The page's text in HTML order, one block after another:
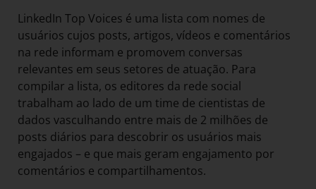
LinkedIn Top Voices é uma lista com nomes de
usuários cujos posts, artigos, vídeos e comentários
na rede informam e promovem conversas
relevantes em seus setores de atuação. Para
compilar a lista, os editores da rede social
trabalham ao lado de um time de cientistas de
dados vasculhando entre mais de 2 milhões de
posts diários para descobrir os usuários mais
engajados – e que mais geram engajamento por
comentários e compartilhamentos.